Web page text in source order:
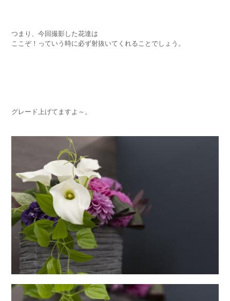
つまり、今回撮影した花達は
ここぞ！っていう時に必ず射抜いてくれることでしょう。
グレード上げてますよ～。